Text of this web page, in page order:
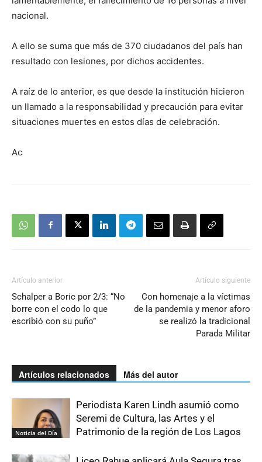
nacional.
A ello se suma que más de 370 ciudadanos del país han
resultado con lesiones, por dichos accidentes.
A raíz de lo anterior, es que desde la institución hicieron
un llamado a la responsabilidad y precaución para evitar
situaciones muertes en estos días de celebración.
Ac
Artículo anterior
Schalper a Boric por 2/3: “No
borre con el codo lo que
escribió con su puño”
Artículo siguiente
Con homenaje a la víctimas
de la pandemia y menor aforo
se realizó la tradicional
Parada Militar
Artículos relacionados Más del autor
Noticia del Día
Periodista Karen Lindh asumió como
Seremi de Cultura, las Artes y el
Patrimonio de la región de Los Lagos